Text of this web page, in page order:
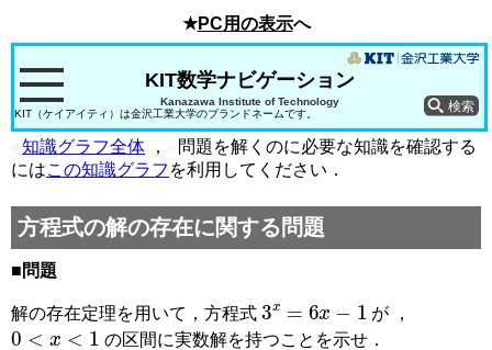
★PC用の表示へ
Kanazawa Institute of Technology
KIT数学ナビゲーション
KIT（ケイアイティ）は金沢工業大学のブランドネームです。
知識グラフ全体 ，
問題を解くのに必要な知識を確認する
にはこの知識グラフ を利用してください．
方程式の解の存在に関する問題
■問題
解の存在定理を用いて，方程式 3x 6x 1 が ，
0<x<1
の区間に実数解を持つことを示せ．